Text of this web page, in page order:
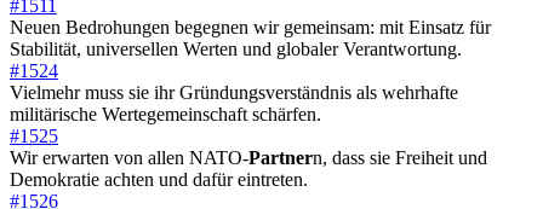
#1511
Neuen Bedrohungen begegnen wir gemeinsam: mit Einsatz für
Stabilität, universellen Werten und globaler Verantwortung.
#1524
Vielmehr muss sie ihr Gründungsverständnis als wehrhafte
militärische Wertegemeinschaft schärfen.
#1525
Wir erwarten von allen NATO-Partnern, dass sie Freiheit und
Demokratie achten und dafür eintreten.
#1526